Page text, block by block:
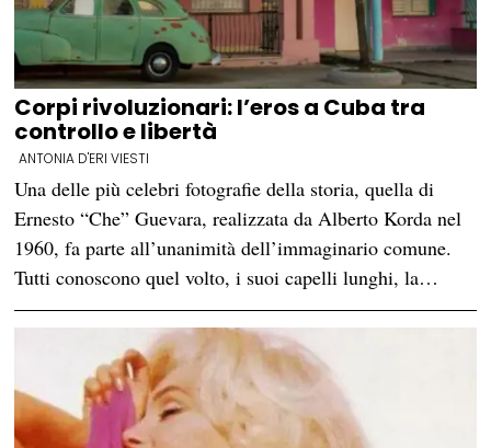
Corpi rivoluzionari: l’eros a Cuba tra
controllo e libertà
ANTONIA D'ERI VIESTI
Una delle più celebri fotografie della storia, quella di
Ernesto “Che” Guevara, realizzata da Alberto Korda nel
1960, fa parte all’unanimità dell’immaginario comune.
Tutti conoscono quel volto, i suoi capelli lunghi, la…